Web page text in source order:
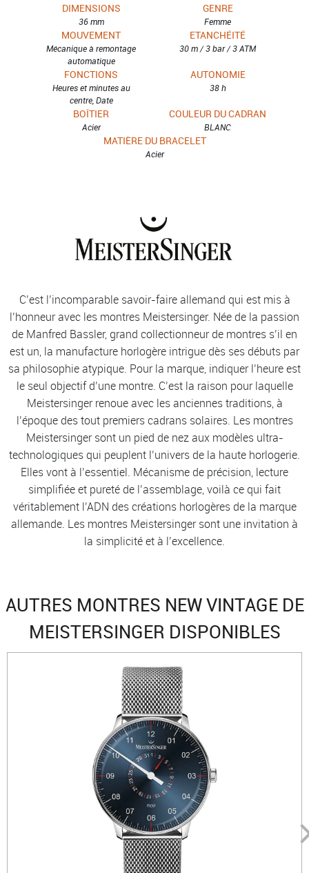
DIMENSIONS
36 mm
GENRE
Femme
MOUVEMENT
Mécanique à remontage
automatique
ETANCHÉITÉ
30 m / 3 bar / 3 ATM
FONCTIONS
Heures et minutes au
centre, Date
AUTONOMIE
38 h
BOÎTIER
Acier
COULEUR DU CADRAN
BLANC
MATIÈRE DU BRACELET
Acier
C’est l’incomparable savoir-faire allemand qui est mis à
l’honneur avec les montres Meistersinger. Née de la passion
de Manfred Bassler, grand collectionneur de montres s’il en
est un, la manufacture horlogère intrigue dès ses débuts par
sa philosophie atypique. Pour la marque, indiquer l’heure est
le seul objectif d’une montre. C’est la raison pour laquelle
Meistersinger renoue avec les anciennes traditions, à
l’époque des tout premiers cadrans solaires. Les montres
Meistersinger sont un pied de nez aux modèles ultra-
technologiques qui peuplent l’univers de la haute horlogerie.
Elles vont à l’essentiel. Mécanisme de précision, lecture
simplifiée et pureté de l’assemblage, voilà ce qui fait
véritablement l’ADN des créations horlogères de la marque
allemande. Les montres Meistersinger sont une invitation à
la simplicité et à l’excellence.
AUTRES MONTRES NEW VINTAGE DE
MEISTERSINGER DISPONIBLES